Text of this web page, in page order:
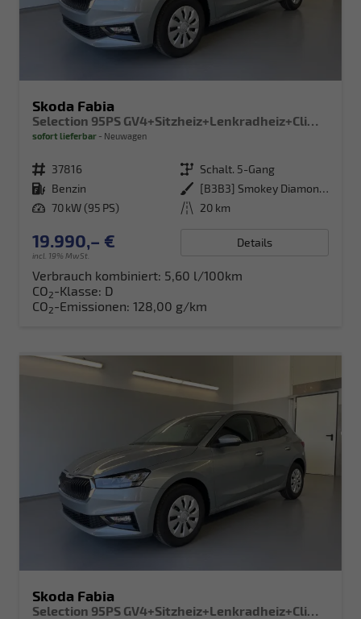
Skoda Fabia
Selection 95PS GV4+Sitzheiz+Lenkradheiz+Climatronic+Sunset+AppConnect+PDC
sofort lieferbar Neuwagen
Fahrzeugnr. 37816 Getriebe Schalt. 5-Gang
Kraftstoff Benzin Außenfarbe
[B3B3] Smokey Diamond-Silber Metallic
Leistung 70 kW (95 PS) Kilometerstand 20 km
19.990,– €
incl. 19% MwSt.
Details
Verbrauch kombiniert: 5,60 l/100km
CO2-Klasse: D
CO2-Emissionen: 128,00 g/km
Skoda Fabia